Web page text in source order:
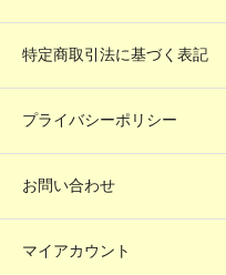
特定商取引法に基づく表記
プライバシーポリシー
お問い合わせ
マイアカウント